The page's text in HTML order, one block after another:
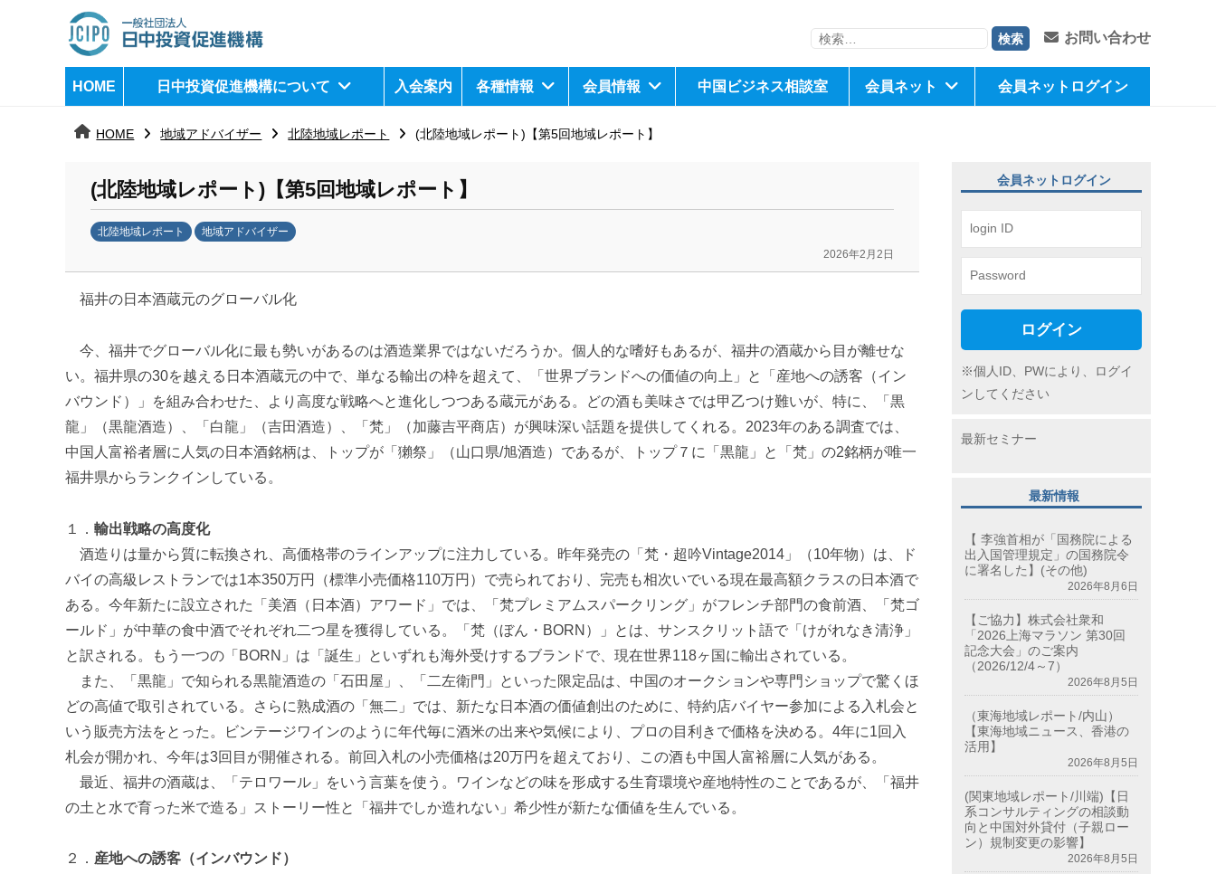
日
中
進
機
構
j
検
お問い合わせ
HOME 日中投資促進機構について 入会案内 各種情報 会員情報 中国ビジネス相談室 会員ネット 会員ネットログイン
HOME 地域アドバイザー 北陸地域レポート (北陸地域レポート)【第5回地域レポート】
(北陸地域レポート)【第5回地域レポート】
北陸地域レポート 地域アドバイザー
2026年2月2日
日
投
資
構
(
c
i
p
福井の日本酒蔵元のグローバル化
今、福井でグローバル化に最も勢いがあるのは酒造業界ではないだろうか。個人的な嗜好もあるが、福井の酒蔵から目が離せな
い。福井県の30を越える日本酒蔵元の中で、単なる輸出の枠を超えて、「世界ブランドへの価値の向上」と「産地への誘客（イン
バウンド）」を組み合わせた、より高度な戦略へと進化しつつある蔵元がある。どの酒も美味さでは甲乙つけ難いが、特に、「黒
龍」（黒龍酒造）、「白龍」（吉田酒造）、「梵」（加藤吉平商店）が興味深い話題を提供してくれる。2023年のある調査では、
中国人富裕者層に人気の日本酒銘柄は、トップが「獺祭」（山口県/旭酒造）であるが、トップ７に「黒龍」と「梵」の2銘柄が唯一
福井県からランクインしている。
１． 輸出戦略の高度化
酒造りは量から質に転換され、高価格帯のラインアップに注力している。昨年発売の「梵・超吟Vintage2014」（10年物）は、ド
バイの高級レストランでは1本350万円（標準小売価格110万円）で売られており、完売も相次いでいる現在最高額クラスの日本酒で
ある。今年新たに設立された「美酒（日本酒）アワード」では、「梵プレミアムスパークリング」がフレンチ部門の食前酒、「梵ゴ
ールド」が中華の食中酒でそれぞれ二つ星を獲得している。「梵（ぼん・BORN）」とは、サンスクリット語で「けがれなき清浄」
と訳される。もう一つの「BORN」は「誕生」といずれも海外受けするブランドで、現在世界118ヶ国に輸出されている。
また、「黒龍」で知られる黒龍酒造の「石田屋」、「二左衛門」といった限定品は、中国のオークションや専門ショップで驚くほ
どの高値で取引されている。さらに熟成酒の「無二」では、新たな日本酒の価値創出のために、特約店バイヤー参加による入札会と
いう販売方法をとった。ビンテージワインのように年代毎に酒米の出来や気候により、プロの目利きで価格を決める。4年に1回入
札会が開かれ、今年は3回目が開催される。前回入札の小売価格は20万円を超えており、この酒も中国人富裕層に人気がある。
最近、福井の酒蔵は、「テロワール」をいう言葉を使う。ワインなどの味を形成する生育環境や産地特性のことであるが、「福井
の土と水で育った米で造る」ストーリー性と「福井でしか造れない」希少性が新たな価値を生んでいる。
２． 産地への誘客（インバウンド）
会員ネットログイン
ログイン
※個人ID、PWにより、ログイ
ンしてください
最新セミナー
最新情報
【 李強首相が「国務院による
出入国管理規定」の国務院令
に署名した】(その他)
2026年8月6日
【ご協力】株式会社衆和
「2026上海マラソン 第30回
記念大会」のご案内
（2026/12/4～7）
2026年8月5日
（東海地域レポート/内山）
【東海地域ニュース、香港の
活用】
2026年8月5日
(関東地域レポート/川端)【日
系コンサルティングの相談動
向と中国対外貸付（子親ロー
ン）規制変更の影響】
2026年8月5日